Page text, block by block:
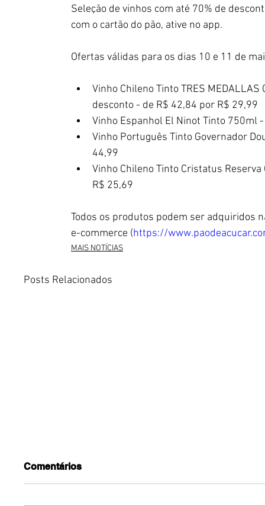
Seleção de vinhos com até 70% de
com o cartão do pão, ative no app.
Ofertas válidas para os dias 10 e 11 de
Vinho Chileno Tinto TRES
desconto - de R$ 42,84 por R$ 29,99
Vinho Espanhol El Ninot Tinto 750ml
Vinho Português Tinto Governador
44,99
Vinho Chileno Tinto Cristatus
R$ 25,69
Todos os produtos podem ser adquiridos
e-commerce (https://
MAIS NOTÍCIAS
Posts Relacionados
Comentários